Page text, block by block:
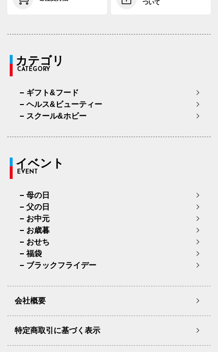
ついて
カテゴリ
CATEGORY
ギフト&フード
ヘルス&ビューティー
スクール&ホビー
イベント
EVENT
母の日
父の日
お中元
お歳暮
おせち
福袋
ブラックフライデー
会社概要
特定商取引に基づく表示